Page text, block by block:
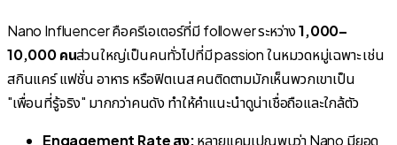
Nano Influencer คือครีเอเตอร์ที่มี follower ระหว่าง1,000–
10,000 คนส่วนใหญ่เป็นคนทั่วไปที่มี passion ในหมวดหมู่เฉพาะ เช่น
สกินแคร์ แฟชั่น อาหาร หรือฟิตเนส คนติดตามมักเห็นพวกเขาเป็น
"เพื่อนที่รู้จริง" มากกว่าคนดัง ทำให้คำแนะนำดูน่าเชื่อถือและใกล้ตัว
Engagement Rate สูง:หลายแคมเปญพบว่า Nano มียอด